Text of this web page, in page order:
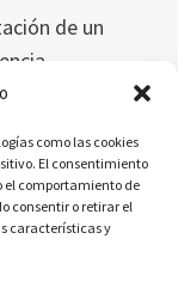
como las cookies
El consentimiento
el comportamiento de
consentir o retirar el
características y
de un
en
en la